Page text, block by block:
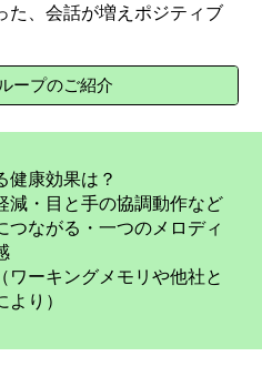
た、会話が増えポジティブ
ープのご紹介
健康効果は？
減・目と手の協調動作など
つながる・一つのメロディ
ワーキングメモリや他社と
り）